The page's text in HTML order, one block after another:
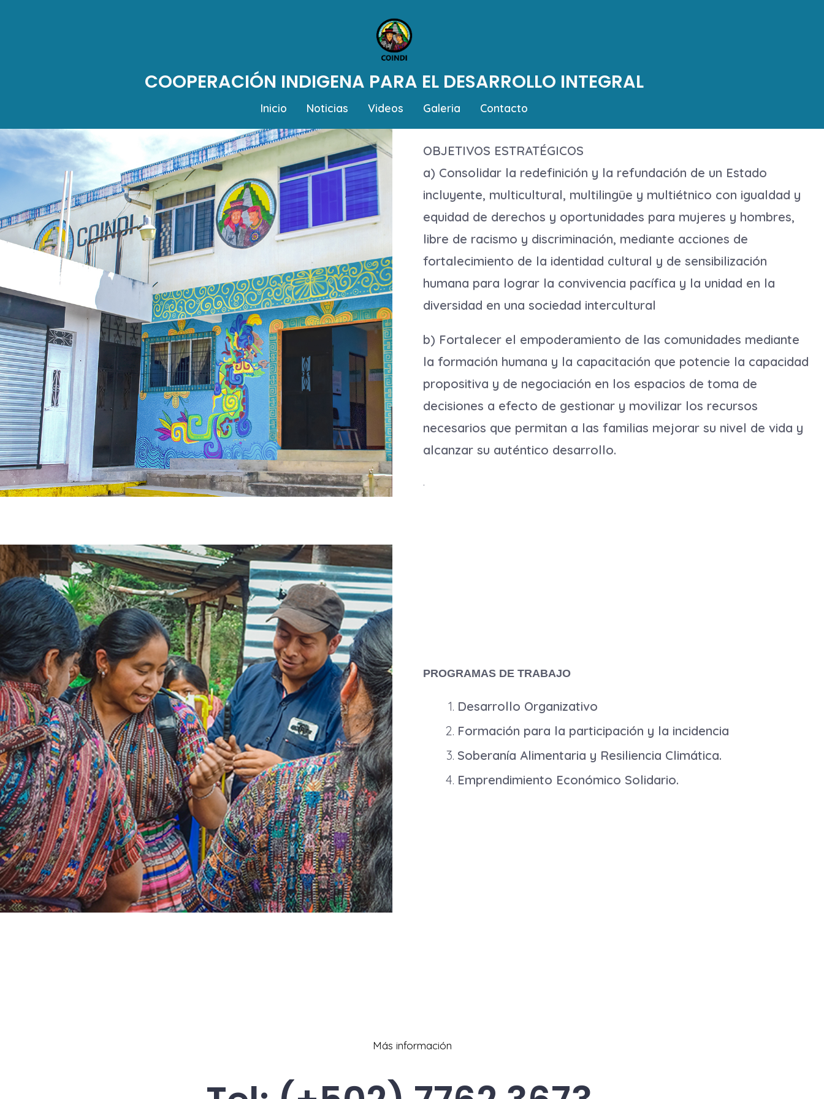
COOPERACIÓN INDIGENA PARA EL DESARROLLO INTEGRAL
Inicio Noticias Videos Galeria Contacto
OBJETIVOS ESTRATÉGICOS
a) Consolidar la redefinición y la refundación de un Estado
incluyente, multicultural, multilingüe y multiétnico con igualdad y
equidad de derechos y oportunidades para mujeres y hombres,
libre de racismo y discriminación, mediante acciones de
fortalecimiento de la identidad cultural y de sensibilización
humana para lograr la convivencia pacífica y la unidad en la
diversidad en una sociedad intercultural
b) Fortalecer el empoderamiento de las comunidades mediante
la formación humana y la capacitación que potencie la capacidad
propositiva y de negociación en los espacios de toma de
decisiones a efecto de gestionar y movilizar los recursos
necesarios que permitan a las familias mejorar su nivel de vida y
alcanzar su auténtico desarrollo.
.
PROGRAMAS DE TRABAJO
Desarrollo Organizativo
Formación para la participación y la incidencia
Soberanía Alimentaria y Resiliencia Climática.
Emprendimiento Económico Solidario.
Más información